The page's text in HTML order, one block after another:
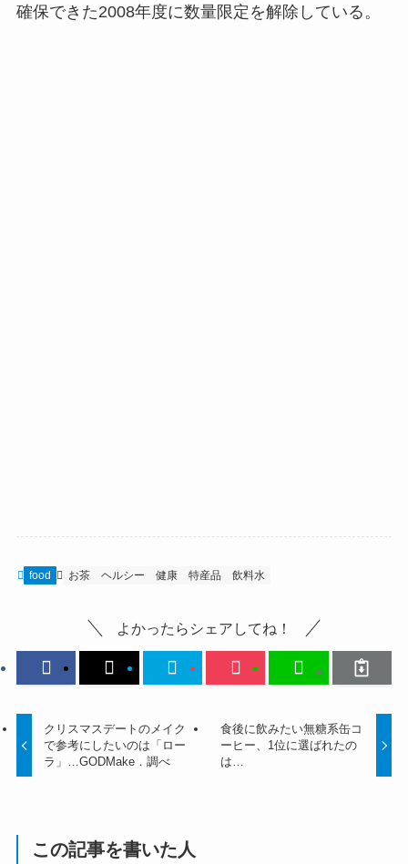
確保できた2008年度に数量限定を解除している。
food お茶 ヘルシー 健康 特産品 飲料水
よかったらシェアしてね！
クリスマスデートのメイク
で参考にしたいのは「ロー
ラ」…GODMake．調べ
食後に飲みたい無糖系缶コ
ーヒー、1位に選ばれたの
は…
この記事を書いた人